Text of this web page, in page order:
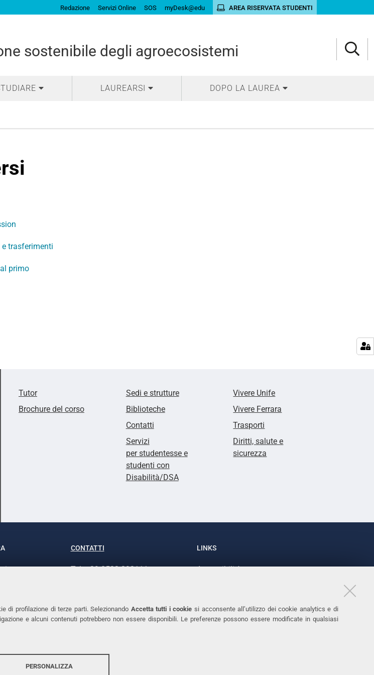
di profilazione di terze parti. Selezionando Accetta tutti i cookie si acconsente all’utilizzo dei cookie analytics e di
e alcuni contenuti potrebbero non essere disponibili. Le preferenze possono essere modificate in qualsiasi
PERSONALIZZA
Redazione Servizi Online SOS myDesk@edu AREA RISERVATA STUDENTI
sostenibile degli agroecosistemi
LAUREARSI DOPO LA LAUREA
e trasferimenti
primo
Tutor
Brochure del corso
Sedi e strutture
Biblioteche
Contatti
Servizi
per studentesse e
studenti con
Disabilità/DSA
Vivere Unife
Vivere Ferrara
Trasporti
Diritti, salute e
sicurezza
CONTATTI
Tel. +39 0532 293111
LINKS
Accessibilità
Cookies